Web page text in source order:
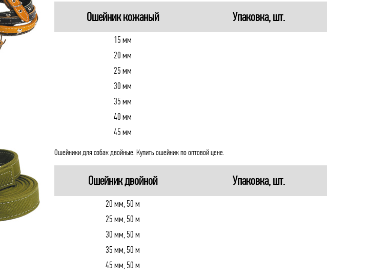
Ошейник кожаный Упаковка, шт.
15 мм
20 мм
25 мм
30 мм
35 мм
40 мм
45 мм
Ошейники для собак двойные. Купить ошейник по оптовой цене.
Ошейник двойной Упаковка, шт.
20 мм, 50 м
25 мм, 50 м
30 мм, 50 м
35 мм, 50 м
45 мм, 50 м